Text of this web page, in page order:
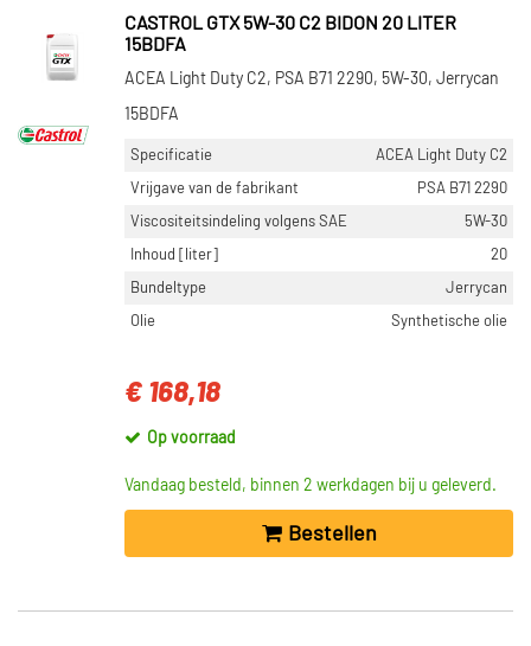
CASTROL GTX 5W-30 C2 BIDON 20 LITER
15BDFA
ACEA Light Duty C2, PSA B71 2290, 5W-30, Jerrycan
15BDFA
Specificatie
ACEA Light Duty C2
Vrijgave van de fabrikant
PSA B71 2290
Viscositeitsindeling volgens SAE
5W-30
Inhoud [liter]
20
Bundeltype
Jerrycan
Olie
Synthetische olie
€ 168,18
Op voorraad
Vandaag besteld, binnen 2 werkdagen bij u geleverd.
Bestellen